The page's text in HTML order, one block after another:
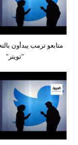
متابعو ترمب يبدأون
"تويتر"